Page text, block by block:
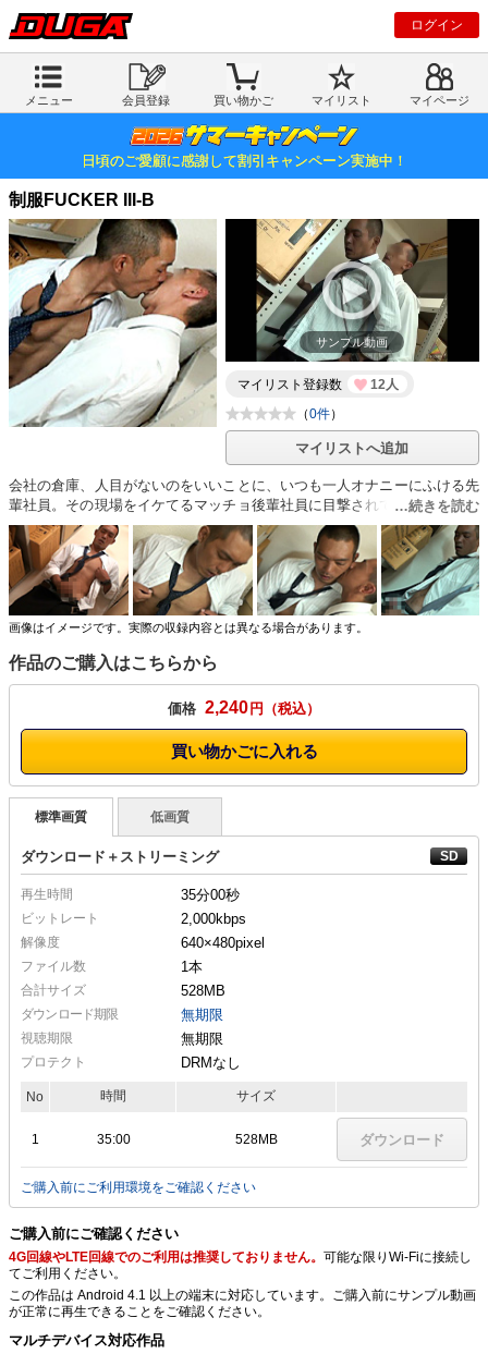
ログイン
メニュー 会員登録 買い物かご マイリスト マイページ
日頃のご愛顧に感謝して割引キャンペーン実施中！
制服FUCKER III-B
サンプル動画
マイリスト登録数
12人
（0件）
マイリストへ追加
会社の倉庫、人目がないのをいいことに、いつも一人オナニーにふける先
輩社員。その現場をイケてるマッチョ後輩社員に目撃されて…。もうどう
にでもしてくれ！！
画像はイメージです。実際の収録内容とは異なる場合があります。
作品のご購入はこちらから
価格 2,240円
買い物かごに入れる
標準画質 低画質
ダウンロード＋ストリーミング
再生時間 35分00秒
ビットレート 2,000kbps
解像度 640×480pixel
ファイル数 1本
合計サイズ 528MB
ダウンロード期限 無期限
視聴期限 無期限
プロテクト DRMなし
No 時間 サイズ
1 35:00 528MB ダウンロード
ご購入前にご利用環境をご確認ください
ご購入前にご確認ください
4G回線やLTE回線でのご利用は推奨しておりません。 可能な限りWi-Fiに接続し
てご利用ください。
この作品は Android 4.1 以上の端末に対応しています。ご購入前にサンプル動画
が正常に再生できることをご確認ください。
マルチデバイス対応作品